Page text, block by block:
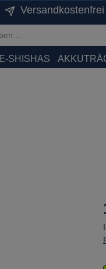
E-SHISHAS